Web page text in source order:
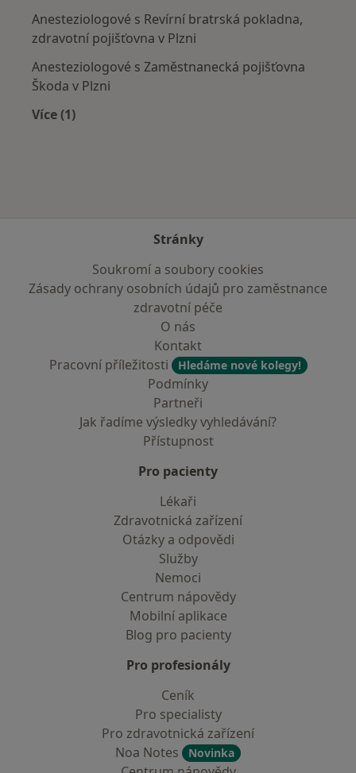
Anesteziologové s Revírní bratrská pokladna,
zdravotní pojišťovna v Plzni
Anesteziologové s Zaměstnanecká pojišťovna
Škoda v Plzni
Více (1)
Stránky
Soukromí a soubory cookies
Zásady ochrany osobních údajů pro zaměstnance
zdravotní péče
O nás
Kontakt
Pracovní příležitosti
Hledáme nové kolegy!
Podmínky
Partneři
Jak řadíme výsledky vyhledávání?
Přístupnost
Pro pacienty
Lékaři
Zdravotnická zařízení
Otázky a odpovědi
Služby
Nemoci
Centrum nápovědy
Mobilní aplikace
Blog pro pacienty
Pro profesionály
Ceník
Pro specialisty
Pro zdravotnická zařízení
Noa Notes
Novinka